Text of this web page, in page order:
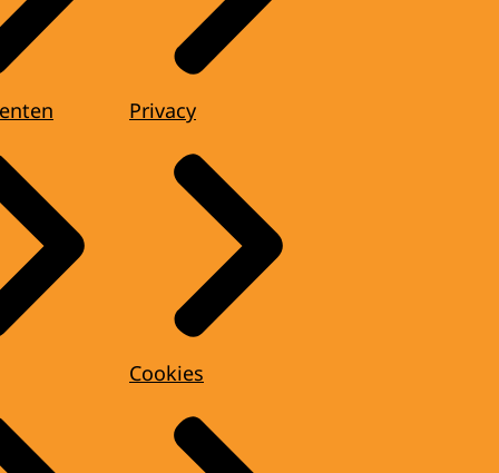
Privacy
Cookies